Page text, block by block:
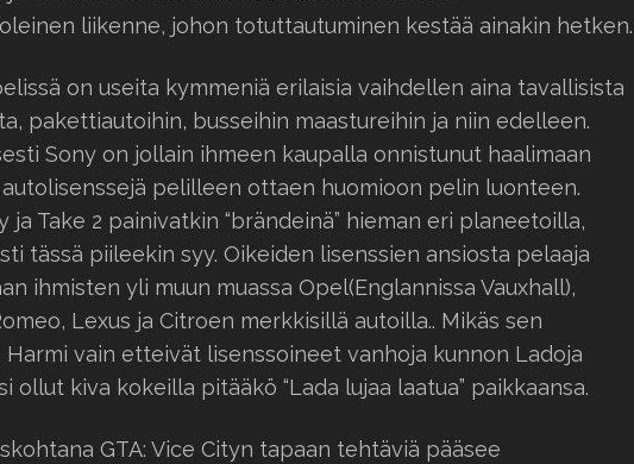
liikenne, johon totuttautuminen kestää ainakin hetken.
on useita kymmeniä erilaisia vaihdellen aina tavallisista
pakettiautoihin, busseihin maastureihin ja niin edelleen.
Sony on jollain ihmeen kaupalla onnistunut haalimaan
pelilleen ottaen huomioon pelin luonteen.
ja Take 2 painivatkin “brändeinä” hieman eri planeetoilla,
tässä piileekin syy. Oikeiden lisenssien ansiosta pelaaja
ihmisten yli muun muassa Opel(Englannissa Vauxhall),
Lexus ja Citroen merkkisillä autoilla.. Mikäs sen
Harmi vain etteivät lisenssoineet vanhoja kunnon Ladoja
ollut kiva kokeilla pitääkö “Lada lujaa laatua” paikkaansa.
GTA: Vice Cityn tapaan tehtäviä pääsee